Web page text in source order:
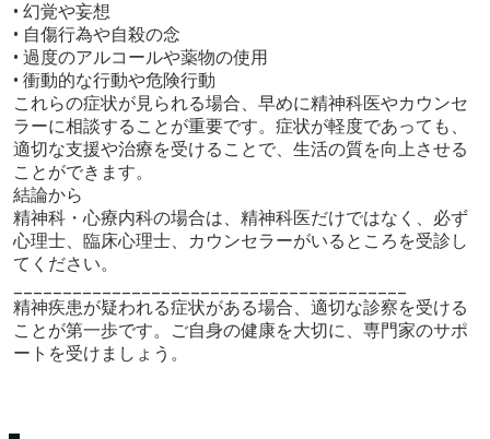
• 幻覚や妄想
• 自傷行為や自殺の念
• 過度のアルコールや薬物の使用
• 衝動的な行動や危険行動
これらの症状が見られる場合、早めに精神科医やカウンセ
ラーに相談することが重要です。症状が軽度であっても、
適切な支援や治療を受けることで、生活の質を向上させる
ことができます。
結論から
精神科・心療内科の場合は、精神科医だけではなく、必ず
心理士、臨床心理士、カウンセラーがいるところを受診し
てください。
精神疾患が疑われる症状がある場合、適切な診察を受ける
ことが第一歩です。ご自身の健康を大切に、専門家のサポ
ートを受けましょう。